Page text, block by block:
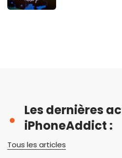
Les dernières
iPhoneAddict :
Tous les articles